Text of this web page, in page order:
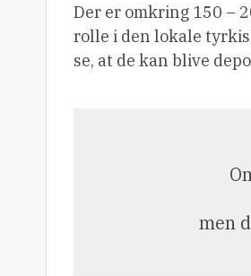
Der er omkring 150 –
rolle i den lokale
se, at de kan blive
men